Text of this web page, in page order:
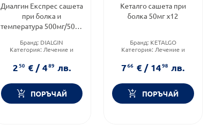
Диалгин Експрес сашета
при болка и
температура 500мг/50мг
Бранд: DIALGIN
Категория: Лечение и
Форма на продукта:
250 € / 489 лв.
ПОРЪЧАЙ
Кеталго сашета при
болка 50мг х12
Бранд: KETALGO
Категория: Лечение и
Форма на продукта:
766 € / 1498 лв.
ПОРЪЧАЙ